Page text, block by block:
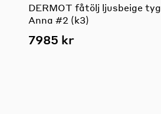
DERMOT fåtölj ljusbeige tyg
Anna #2 (k3)
7985 kr